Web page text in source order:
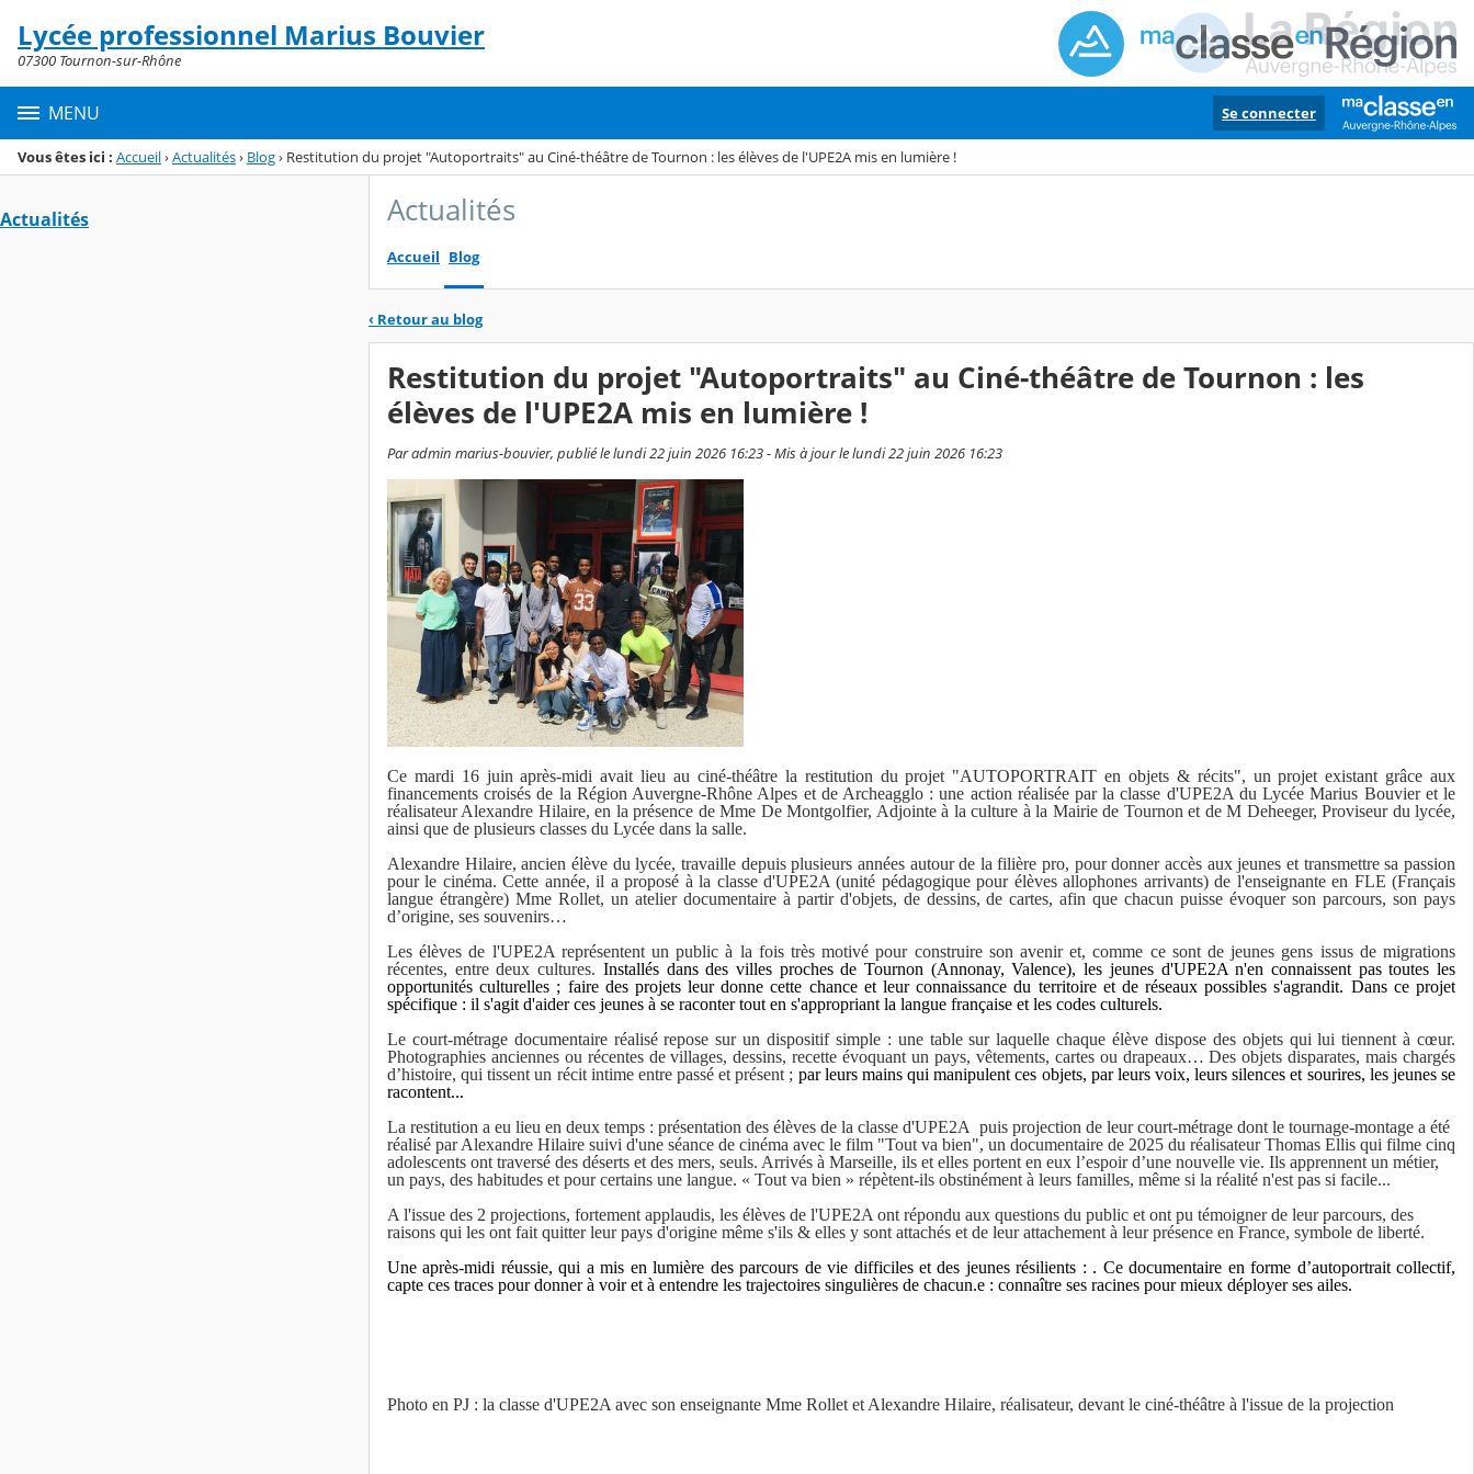
Menu de la rubrique
Contenu
Lycée professionnel Marius Bouvier
07300 Tournon-sur-Rhône
MENU Se connecter
Vous êtes ici : Accueil›Actualités› Blog› Restitution du projet "Autoportraits" au Ciné-théâtre de Tournon : les élèves de l'UPE2A mis en lumière !
Actualités Actualités
Accueil Blog
‹ Retour au blog
Restitution du projet "Autoportraits" au Ciné-théâtre de Tournon : les
élèves de l'UPE2A mis en lumière !
Par admin marius-bouvier, publié le lundi 22 juin 2026 16:23 - Mis à jour le lundi 22 juin 2026 16:23
Ce mardi 16 juin après-midi avait lieu au ciné-théâtre la restitution du projet "AUTOPORTRAIT en objets & récits", un projet existant grâce aux
financements croisés de la Région Auvergne-Rhône Alpes et de Archeagglo : une action réalisée par la classe d'UPE2A du Lycée Marius Bouvier et le
réalisateur Alexandre Hilaire, en la présence de Mme De Montgolfier, Adjointe à la culture à la Mairie de Tournon et de M Deheeger, Proviseur du lycée,
ainsi que de plusieurs classes du Lycée dans la salle.
Alexandre Hilaire, ancien élève du lycée, travaille depuis plusieurs années autour de la filière pro, pour donner accès aux jeunes et transmettre sa passion
pour le cinéma. Cette année, il a proposé à la classe d'UPE2A (unité pédagogique pour élèves allophones arrivants) de l'enseignante en FLE (Français
langue étrangère) Mme Rollet, un atelier documentaire à partir d'objets, de dessins, de cartes, afin que chacun puisse évoquer son parcours, son pays
d’origine, ses souvenirs…
Les élèves de l'UPE2A représentent un public à la fois très motivé pour construire son avenir et, comme ce sont de jeunes gens issus de migrations
récentes, entre deux cultures. Installés dans des villes proches de Tournon (Annonay, Valence), les jeunes d'UPE2A n'en connaissent pas toutes les
opportunités culturelles ; faire des projets leur donne cette chance et leur connaissance du territoire et de réseaux possibles s'agrandit. Dans ce projet
spécifique : il s'agit d'aider ces jeunes à se raconter tout en s'appropriant la langue française et les codes culturels.
Le court-métrage documentaire réalisé repose sur un dispositif simple : une table sur laquelle chaque élève dispose des objets qui lui tiennent à cœur.
Photographies anciennes ou récentes de villages, dessins, recette évoquant un pays, vêtements, cartes ou drapeaux… Des objets disparates, mais chargés
d’histoire, qui tissent un récit intime entre passé et présent ; par leurs mains qui manipulent ces objets, par leurs voix, leurs silences et sourires, les jeunes se
racontent...
La restitution a eu lieu en deux temps : présentation des élèves de la classe d'UPE2A puis projection de leur court-métrage dont le tournage-montage a été
réalisé par Alexandre Hilaire suivi d'une séance de cinéma avec le film "Tout va bien", un documentaire de 2025 du réalisateur Thomas Ellis qui filme cinq
adolescents ont traversé des déserts et des mers, seuls. Arrivés à Marseille, ils et elles portent en eux l’espoir d’une nouvelle vie. Ils apprennent un métier,
un pays, des habitudes et pour certains une langue. « Tout va bien » répètent-ils obstinément à leurs familles, même si la réalité n'est pas si facile...
A l'issue des 2 projections, fortement applaudis, les élèves de l'UPE2A ont répondu aux questions du public et ont pu témoigner de leur parcours, des
raisons qui les ont fait quitter leur pays d'origine même s'ils & elles y sont attachés et de leur attachement à leur présence en France, symbole de liberté.
Une après-midi réussie, qui a mis en lumière des parcours de vie difficiles et des jeunes résilients : . Ce documentaire en forme d’autoportrait collectif,
capte ces traces pour donner à voir et à entendre les trajectoires singulières de chacun.e : connaître ses racines pour mieux déployer ses ailes.
Photo en PJ : la classe d'UPE2A avec son enseignante Mme Rollet et Alexandre Hilaire, réalisateur, devant le ciné-théâtre à l'issue de la projection